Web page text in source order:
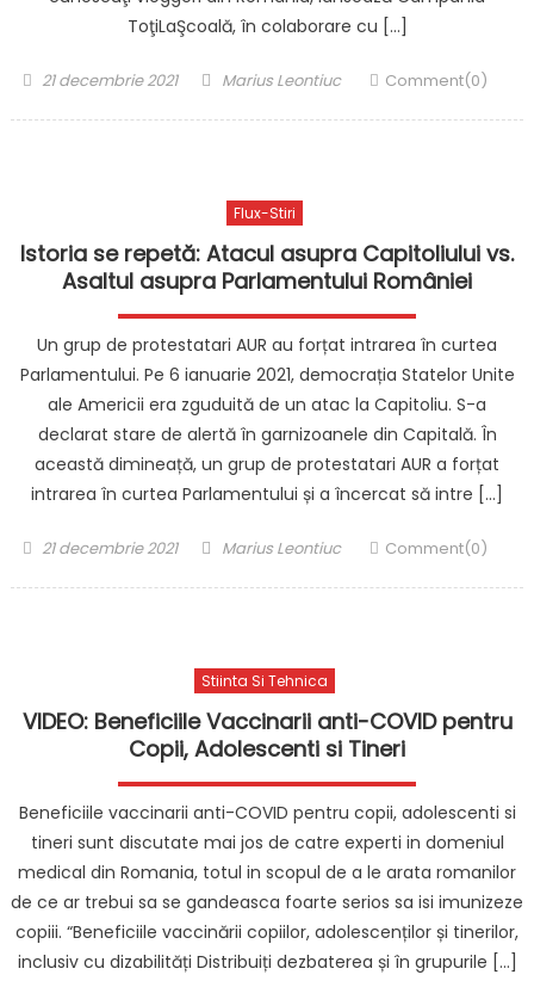
ToţiLaŞcoală, în colaborare cu […]
Posted
21 decembrie 2021 Author
Marius Leontiuc Comment(0)
Flux-Stiri
Istoria se repetă: Atacul asupra Capitoliului vs.
Asaltul asupra Parlamentului României
Un grup de protestatari AUR au forțat intrarea în curtea
Parlamentului. Pe 6 ianuarie 2021, democrația Statelor Unite
ale Americii era zguduită de un atac la Capitoliu. S-a
declarat stare de alertă în garnizoanele din Capitală. În
această dimineață, un grup de protestatari AUR a forțat
intrarea în curtea Parlamentului și a încercat să intre […]
Posted
21 decembrie 2021 Author
Marius Leontiuc Comment(0)
Stiinta Si Tehnica
VIDEO: Beneficiile Vaccinarii anti-COVID pentru
Copii, Adolescenti si Tineri
Beneficiile vaccinarii anti-COVID pentru copii, adolescenti si
tineri sunt discutate mai jos de catre experti in domeniul
medical din Romania, totul in scopul de a le arata romanilor
de ce ar trebui sa se gandeasca foarte serios sa isi imunizeze
copiii. “Beneficiile vaccinării copiilor, adolescenților și tinerilor,
inclusiv cu dizabilități Distribuiți dezbaterea și în grupurile […]